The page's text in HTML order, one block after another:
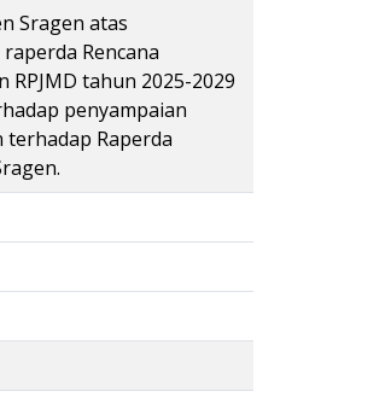
Sragen atas
Rencana
tahun 2025-2029
penyampaian
terhadap Raperda